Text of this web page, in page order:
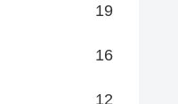
19
16
12